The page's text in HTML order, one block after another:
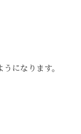
になります。